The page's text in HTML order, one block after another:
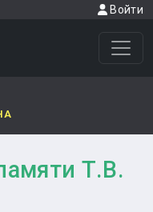
Войти
Т.В.